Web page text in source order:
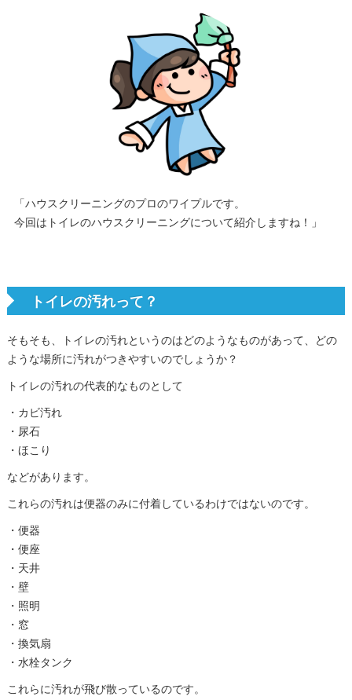
「ハウスクリーニングのプロのワイプルです。
今回はトイレのハウスクリーニングについて紹介しますね！」
トイレの汚れって？
そもそも、トイレの汚れというのはどのようなものがあって、どの
ような場所に汚れがつきやすいのでしょうか？
トイレの汚れの代表的なものとして
・カビ汚れ
・尿石
・ほこり
などがあります。
これらの汚れは便器のみに付着しているわけではないのです。
・便器
・便座
・天井
・壁
・照明
・窓
・換気扇
・水栓タンク
これらに汚れが飛び散っているのです。